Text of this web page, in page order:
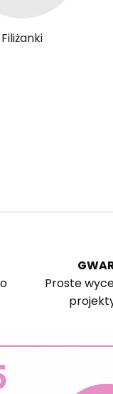
Filiżanki
Proste